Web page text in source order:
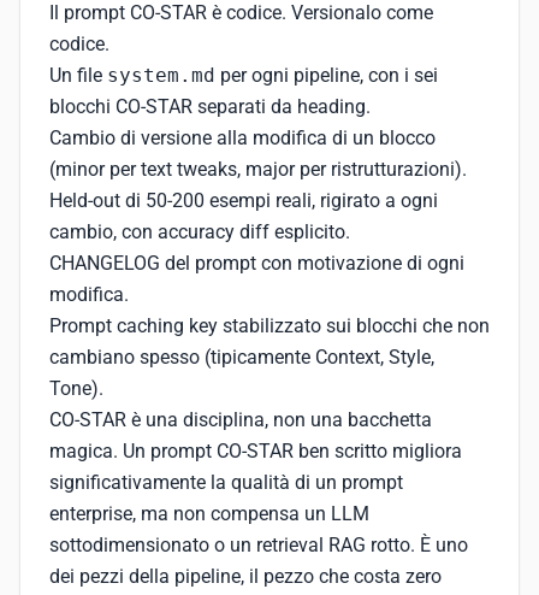
Il prompt CO-STAR è codice. Versionalo come
codice.
Un file system.md per ogni pipeline, con i sei
blocchi CO-STAR separati da heading.
Cambio di versione alla modifica di un blocco
(minor per text tweaks, major per ristrutturazioni).
Held-out di 50-200 esempi reali, rigirato a ogni
cambio, con accuracy diff esplicito.
CHANGELOG del prompt con motivazione di ogni
modifica.
Prompt caching key stabilizzato sui blocchi che non
cambiano spesso (tipicamente Context, Style,
Tone).
CO-STAR è una disciplina, non una bacchetta
magica. Un prompt CO-STAR ben scritto migliora
significativamente la qualità di un prompt
enterprise, ma non compensa un LLM
sottodimensionato o un retrieval RAG rotto. È uno
dei pezzi della pipeline, il pezzo che costa zero